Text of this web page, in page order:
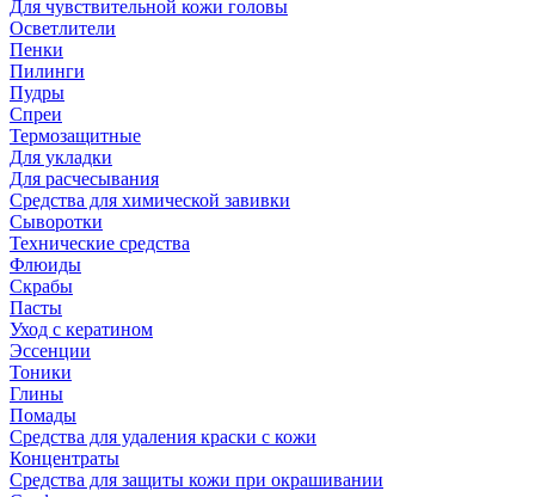
Для чувствительной кожи головы
Осветлители
Пенки
Пилинги
Пудры
Спреи
Термозащитные
Для укладки
Для расчесывания
Средства для химической завивки
Сыворотки
Технические средства
Флюиды
Скрабы
Пасты
Уход с кератином
Эссенции
Тоники
Глины
Помады
Средства для удаления краски с кожи
Концентраты
Средства для защиты кожи при окрашивании